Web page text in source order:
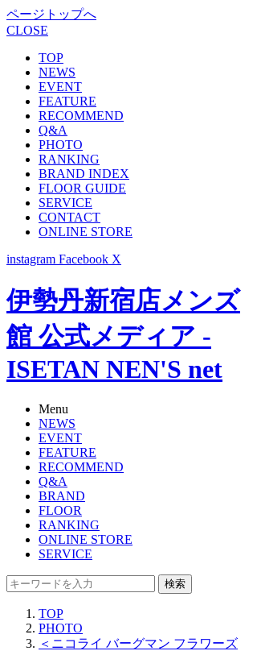
ページトップへ
CLOSE
TOP
NEWS
EVENT
FEATURE
RECOMMEND
Q&A
PHOTO
RANKING
BRAND INDEX
FLOOR GUIDE
SERVICE
CONTACT
ONLINE STORE
instagram Facebook X
伊勢丹新宿店メンズ
館 公式メディア -
ISETAN NEN'S net
Menu
NEWS
EVENT
FEATURE
RECOMMEND
Q&A
BRAND
FLOOR
RANKING
ONLINE STORE
SERVICE
検索
TOP
PHOTO
＜ニコライ バーグマン フラワーズ